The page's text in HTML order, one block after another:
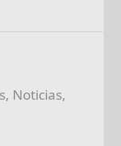
Noticias,